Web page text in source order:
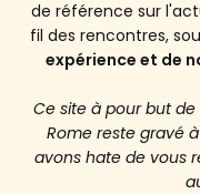
de référence sur
fil des rencontres,
expérience et de
Ce site à pour but
Rome reste gravé
avons hate de vous